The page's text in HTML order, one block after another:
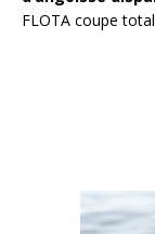
FLOTA coupe